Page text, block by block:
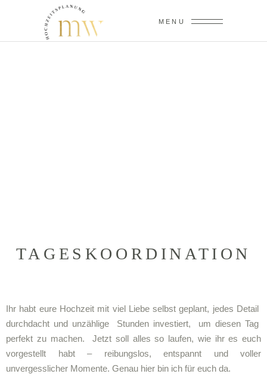
MENU
TAGES­KOORDINATION
Ihr habt eure Hochzeit mit viel Liebe selbst geplant, jedes Detail
durchdacht und unzählige Stunden investiert, um diesen Tag
perfekt zu machen. Jetzt soll alles so laufen, wie ihr es euch
vorgestellt habt – reibungslos, entspannt und voller
unvergesslicher Momente. Genau hier bin ich für euch da.